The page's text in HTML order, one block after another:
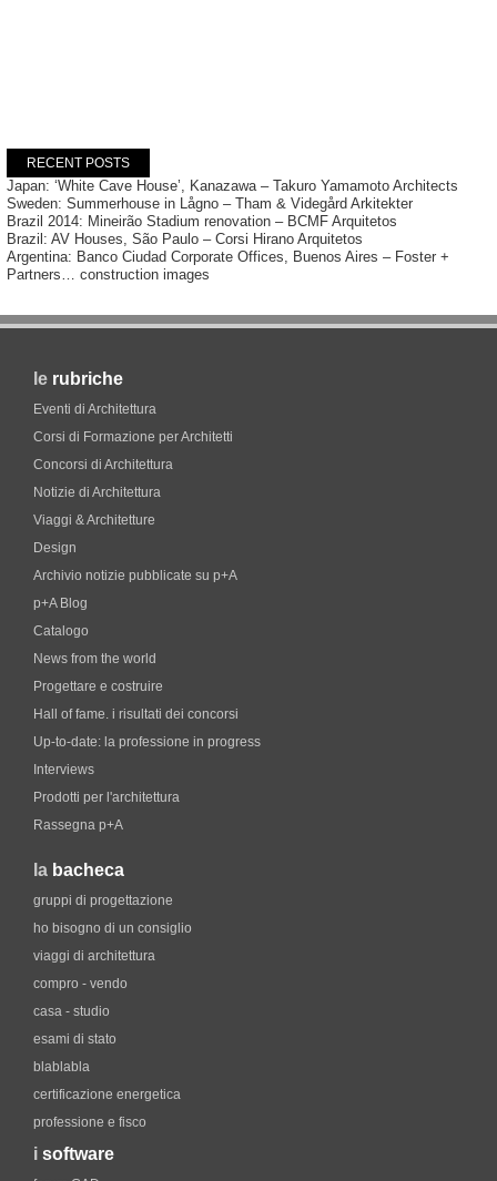
RECENT POSTS
Japan: ‘White Cave House’, Kanazawa – Takuro Yamamoto Architects
Sweden: Summerhouse in Lågno – Tham & Videgård Arkitekter
Brazil 2014: Mineirão Stadium renovation – BCMF Arquitetos
Brazil: AV Houses, São Paulo – Corsi Hirano Arquitetos
Argentina: Banco Ciudad Corporate Offices, Buenos Aires – Foster +
Partners… construction images
le rubriche
Eventi di Architettura
Corsi di Formazione per Architetti
Concorsi di Architettura
Notizie di Architettura
Viaggi & Architetture
Design
Archivio notizie pubblicate su p+A
p+A Blog
Catalogo
News from the world
Progettare e costruire
Hall of fame. i risultati dei concorsi
Up-to-date: la professione in progress
Interviews
Prodotti per l'architettura
Rassegna p+A
la bacheca
gruppi di progettazione
ho bisogno di un consiglio
viaggi di architettura
compro - vendo
casa - studio
esami di stato
blablabla
certificazione energetica
professione e fisco
i software